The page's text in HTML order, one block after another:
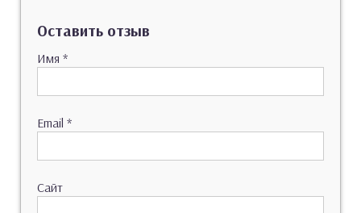
Оставить отзыв
Имя *
Email *
Сайт